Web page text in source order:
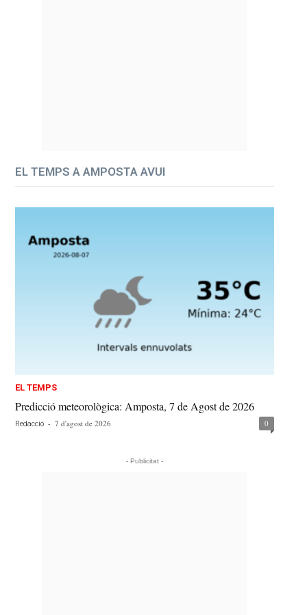
EL TEMPS A AMPOSTA AVUI
EL TEMPS
Predicció meteorològica: Amposta, 7 de Agost de 2026
Redacció - 7 d'agost de 2026 0
- Publicitat -